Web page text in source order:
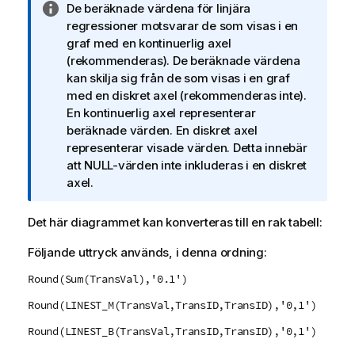
A
n
t
e
c
k
n
i
n
g
o
i
f
r
m
t
De beräknade värdena för linjära
regressioner motsvarar de som visas i en
graf med en kontinuerlig axel
(rekommenderas). De beräknade värdena
kan skilja sig från de som visas i en graf
med en diskret axel (rekommenderas inte).
En kontinuerlig axel representerar
beräknade värden. En diskret axel
representerar visade värden. Detta innebär
att NULL-värden inte inkluderas i en diskret
axel.
Det här diagrammet kan konverteras till en rak tabell:
Följande uttryck används, i denna ordning:
Round(Sum(TransVal),'0.1')
Round(LINEST_M(TransVal,TransID,TransID),'0,1')
Round(LINEST_B(TransVal,TransID,TransID),'0,1')